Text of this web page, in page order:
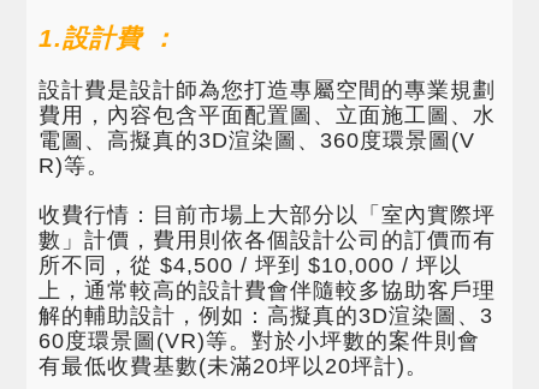
1.設計費 ：
設計費是設計師為您打造專屬空間的專業規劃
費用，內容包含平面配置圖、立面施工圖、水
電圖、高擬真的3D渲染圖、360度環景圖(V
R)等。
收費行情：目前市場上大部分以「室內實際坪
數」計價，費用則依各個設計公司的訂價而有
所不同，從 $4,500 / 坪到 $10,000 / 坪以
上，通常較高的設計費會伴隨較多協助客戶理
解的輔助設計，例如：高擬真的3D渲染圖、3
60度環景圖(VR)等。對於小坪數的案件則會
有最低收費基數(未滿20坪以20坪計)。